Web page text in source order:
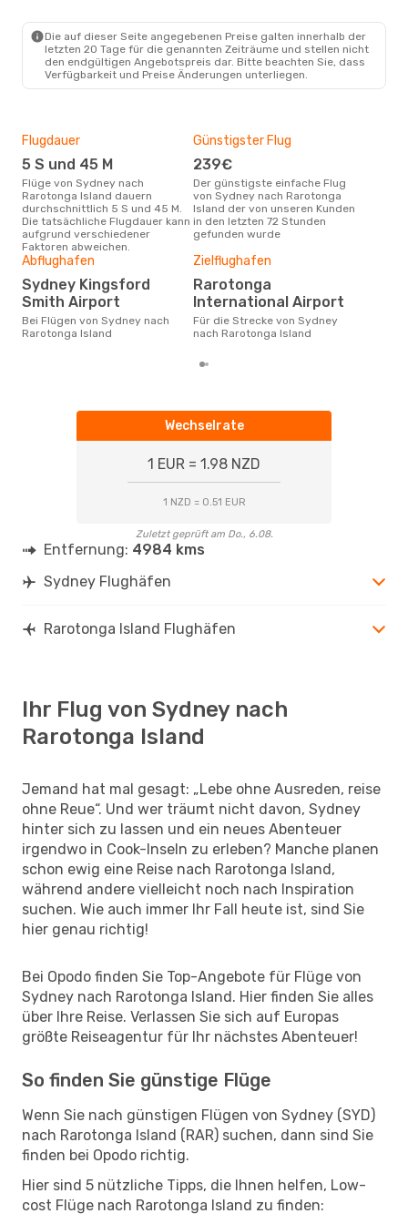
Sa., 12. Sept. - Mo., 21. Sept.
Air New Zealand
1 Zwischenstopp
SYD- RAR
Die auf dieser Seite angegebenen Preise galten innerhalb der
letzten 20 Tage für die genannten Zeiträume und stellen nicht
den endgültigen Angebotspreis dar. Bitte beachten Sie, dass
Verfügbarkeit und Preise Änderungen unterliegen.
Flugdauer
5 S und 45 M
Flüge von Sydney nach
Rarotonga Island dauern
durchschnittlich 5 S und 45 M.
Die tatsächliche Flugdauer kann
aufgrund verschiedener
Faktoren abweichen.
Günstigster Flug
239€
Der günstigste einfache Flug
von Sydney nach Rarotonga
Island der von unseren Kunden
in den letzten 72 Stunden
gefunden wurde
Abflughafen
Sydney Kingsford
Smith Airport
Bei Flügen von Sydney nach
Rarotonga Island
Zielflughafen
Rarotonga
International Airport
Für die Strecke von Sydney
nach Rarotonga Island
Wechselrate
1 EUR = 1.98 NZD
1 NZD = 0.51 EUR
Zuletzt geprüft am Do., 6.08.
Entfernung: 4984 kms
Sydney Flughäfen
Rarotonga Island Flughäfen
Ihr Flug von Sydney nach
Rarotonga Island
Jemand hat mal gesagt: „Lebe ohne Ausreden, reise
ohne Reue“. Und wer träumt nicht davon, Sydney
hinter sich zu lassen und ein neues Abenteuer
irgendwo in Cook-Inseln zu erleben? Manche planen
schon ewig eine Reise nach Rarotonga Island,
während andere vielleicht noch nach Inspiration
suchen. Wie auch immer Ihr Fall heute ist, sind Sie
hier genau richtig!
Bei Opodo finden Sie Top-Angebote für Flüge von
Sydney nach Rarotonga Island. Hier finden Sie alles
über Ihre Reise. Verlassen Sie sich auf Europas
größte Reiseagentur für Ihr nächstes Abenteuer!
So finden Sie günstige Flüge
Wenn Sie nach günstigen Flügen von Sydney (SYD)
nach Rarotonga Island (RAR) suchen, dann sind Sie
finden bei Opodo richtig.
Hier sind 5 nützliche Tipps, die Ihnen helfen, Low-
cost Flüge nach Rarotonga Island zu finden: